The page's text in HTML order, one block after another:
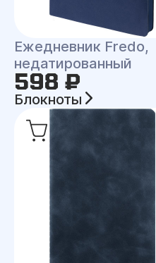
Ежедневник Fredo,
недатированный
598 ₽
Блокноты